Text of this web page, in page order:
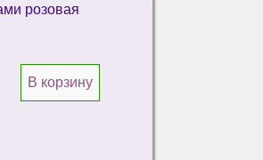
розовая
В корзину